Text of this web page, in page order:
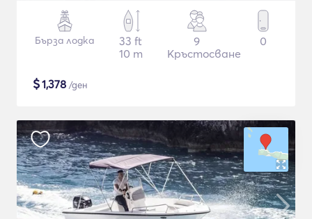
Бърза лодка
33 ft
10 m
9
Кръстосване
0
$1,378 /ден